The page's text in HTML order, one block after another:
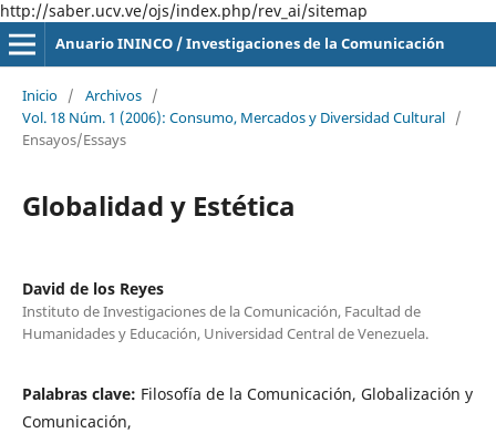
http://saber.ucv.ve/ojs/index.php/rev_ai/sitemap
Anuario ININCO / Investigaciones de la Comunicación
Inicio / Archivos /
Vol. 18 Núm. 1 (2006): Consumo, Mercados y Diversidad Cultural /
Ensayos/Essays
Globalidad y Estética
David de los Reyes
Instituto de Investigaciones de la Comunicación, Facultad de
Humanidades y Educación, Universidad Central de Venezuela.
Palabras clave: Filosofía de la Comunicación, Globalización y
Comunicación,